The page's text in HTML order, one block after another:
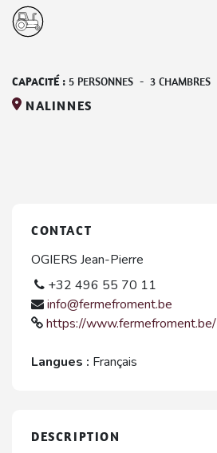
CAPACITÉ : 5 PERSONNES - 3 CHAMBRES
NALINNES
CONTACT
OGIERS Jean-Pierre
+32 496 55 70 11
info@fermefroment.be
https://www.fermefroment.be/
Langues : Français
DESCRIPTION